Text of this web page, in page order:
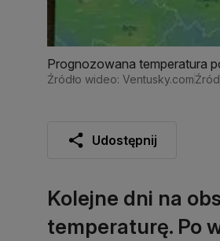
Prognozowana temperatura
Źródło wideo: Ventusky.com
Udostępnij
Kolejne dni na
temperaturę. Po